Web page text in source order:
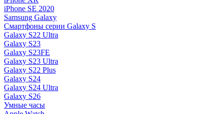
iPhone SE 2020
Samsung Galaxy
Смартфоны серии Galaxy S
Galaxy S22 Ultra
Galaxy S23
Galaxy S23FE
Galaxy S23 Ultra
Galaxy S22 Plus
Galaxy S24
Galaxy S24 Ultra
Galaxy S26
Умные часы